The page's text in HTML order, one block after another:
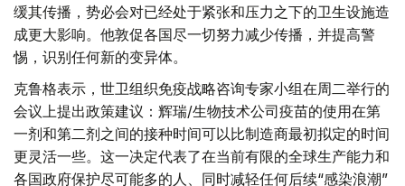
缓其传播，势必会对已经处于紧张和压力之下的卫生设施造
成更大影响。他敦促各国尽一切努力减少传播，并提高警
惕，识别任何新的变异体。
克鲁格表示，世卫组织免疫战略咨询专家小组在周二举行的
会议上提出政策建议：辉瑞/生物技术公司疫苗的使用在第
一剂和第二剂之间的接种时间可以比制造商最初拟定的时间
更灵活一些。这一决定代表了在当前有限的全球生产能力和
各国政府保护尽可能多的人、同时减轻任何后续“感染浪潮”